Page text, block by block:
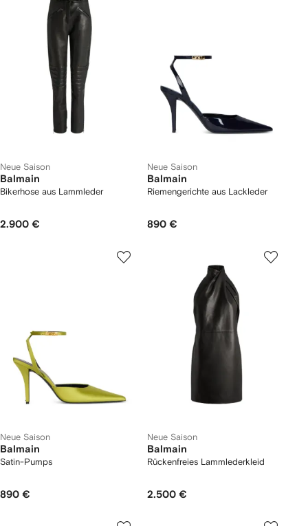
Neue Saison
Balmain
Bikerhose aus Lammleder
2.900 €
Neue Saison
Balmain
Riemengerichte aus Lackleder
890 €
Neue Saison
Balmain
Satin-Pumps
890 €
Neue Saison
Balmain
Rückenfreies Lammlederkleid
2.500 €